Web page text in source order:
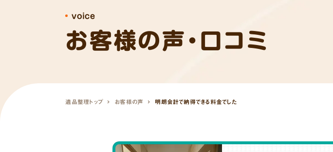
お客様の声・口コミ
voice
遺品整理トップ お客様の声 明朗会計で納得できる料金でした